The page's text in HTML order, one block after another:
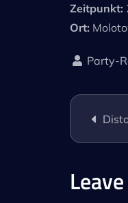
Zeitpunkt:
Ort: